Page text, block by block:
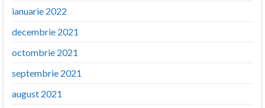
ianuarie 2022
decembrie 2021
octombrie 2021
septembrie 2021
august 2021